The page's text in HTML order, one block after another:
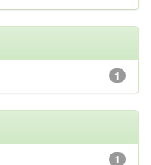
1
1